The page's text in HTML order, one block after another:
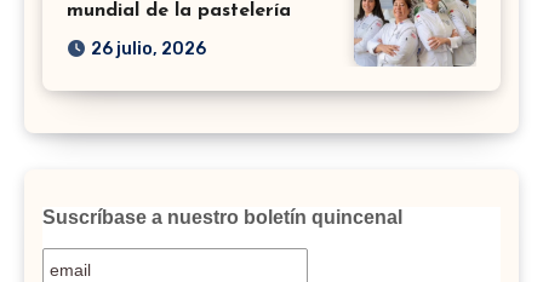
mundial de la pastelería
26 julio, 2026
Suscríbase a nuestro boletín quincenal